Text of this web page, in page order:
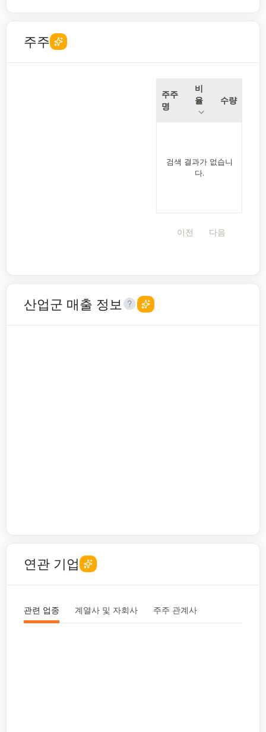
주주
주주
명
비
율
수량
검색 결과가 없습니
다.
이전 다음
산업군 매출 정보
연관 기업
관련 업종 계열사 및 자회사 주주 관계사